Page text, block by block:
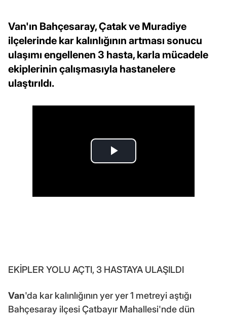
Van'ın Bahçesaray, Çatak ve Muradiye
ilçelerinde kar kalınlığının artması sonucu
ulaşımı engellenen 3 hasta, karla mücadele
ekiplerinin çalışmasıyla hastanelere
ulaştırıldı.
EKİPLER YOLU AÇTI, 3 HASTAYA ULAŞILDI
Van'da kar kalınlığının yer yer 1 metreyi aştığı
Bahçesaray ilçesi Çatbayır Mahallesi'nde dün